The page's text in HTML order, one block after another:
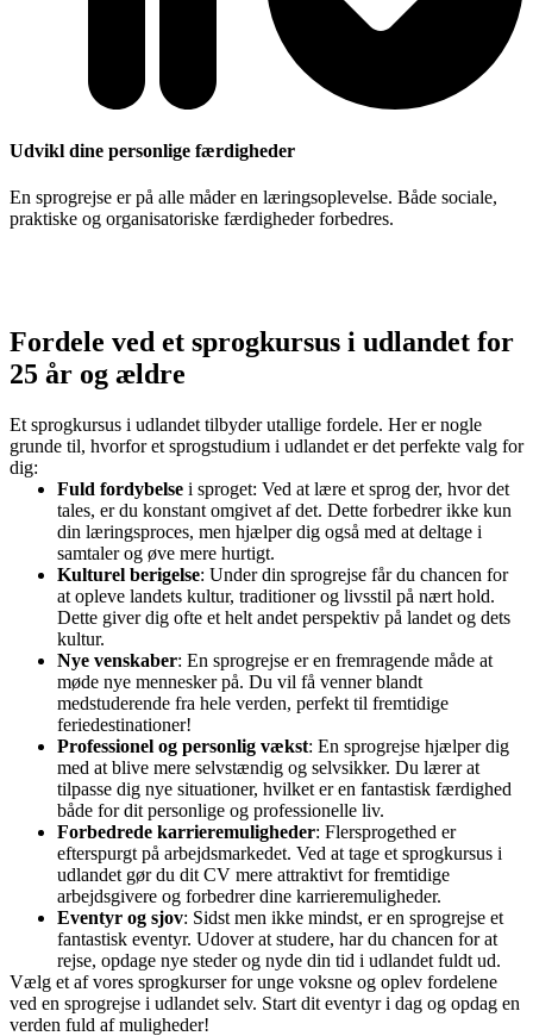
Udvikl dine personlige færdigheder
En sprogrejse er på alle måder en læringsoplevelse. Både sociale,
praktiske og organisatoriske færdigheder forbedres.
Fordele ved et sprogkursus i udlandet for
25 år og ældre
Et sprogkursus i udlandet tilbyder utallige fordele. Her er nogle
grunde til, hvorfor et sprogstudium i udlandet er det perfekte valg for
dig:
Fuld fordybelse i sproget: Ved at lære et sprog der, hvor det
tales, er du konstant omgivet af det. Dette forbedrer ikke kun
din læringsproces, men hjælper dig også med at deltage i
samtaler og øve mere hurtigt.
Kulturel berigelse: Under din sprogrejse får du chancen for
at opleve landets kultur, traditioner og livsstil på nært hold.
Dette giver dig ofte et helt andet perspektiv på landet og dets
kultur.
Nye venskaber: En sprogrejse er en fremragende måde at
møde nye mennesker på. Du vil få venner blandt
medstuderende fra hele verden, perfekt til fremtidige
feriedestinationer!
Professionel og personlig vækst: En sprogrejse hjælper dig
med at blive mere selvstændig og selvsikker. Du lærer at
tilpasse dig nye situationer, hvilket er en fantastisk færdighed
både for dit personlige og professionelle liv.
Forbedrede karrieremuligheder: Flersprogethed er
efterspurgt på arbejdsmarkedet. Ved at tage et sprogkursus i
udlandet gør du dit CV mere attraktivt for fremtidige
arbejdsgivere og forbedrer dine karrieremuligheder.
Eventyr og sjov: Sidst men ikke mindst, er en sprogrejse et
fantastisk eventyr. Udover at studere, har du chancen for at
rejse, opdage nye steder og nyde din tid i udlandet fuldt ud.
Vælg et af vores sprogkurser for unge voksne og oplev fordelene
ved en sprogrejse i udlandet selv. Start dit eventyr i dag og opdag en
verden fuld af muligheder!